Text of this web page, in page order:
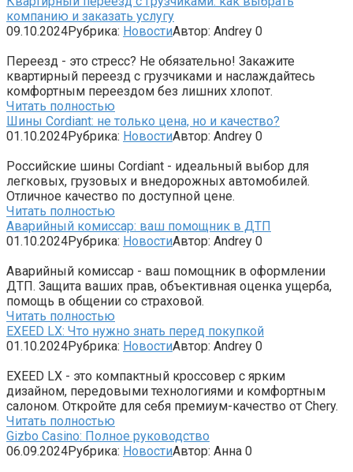
компанию и заказать услугу
09.10.2024Рубрика: НовостиАвтор: Andrey 0
Переезд - это стресс? Не обязательно! Закажите
квартирный переезд с грузчиками и наслаждайтесь
комфортным переездом без лишних хлопот.
Читать полностью
Шины Cordiant: не только цена, но и качество?
01.10.2024Рубрика: НовостиАвтор: Andrey 0
Российские шины Cordiant - идеальный выбор для
легковых, грузовых и внедорожных автомобилей.
Отличное качество по доступной цене.
Читать полностью
Аварийный комиссар: ваш помощник в ДТП
01.10.2024Рубрика: НовостиАвтор: Andrey 0
Аварийный комиссар - ваш помощник в оформлении
ДТП. Защита ваших прав, объективная оценка ущерба,
помощь в общении со страховой.
Читать полностью
EXEED LX: Что нужно знать перед покупкой
01.10.2024Рубрика: НовостиАвтор: Andrey 0
EXEED LX - это компактный кроссовер с ярким
дизайном, передовыми технологиями и комфортным
салоном. Откройте для себя премиум-качество от Chery.
Читать полностью
Gizbo Casino: Полное руководство
06.09.2024Рубрика: НовостиАвтор: Анна 0